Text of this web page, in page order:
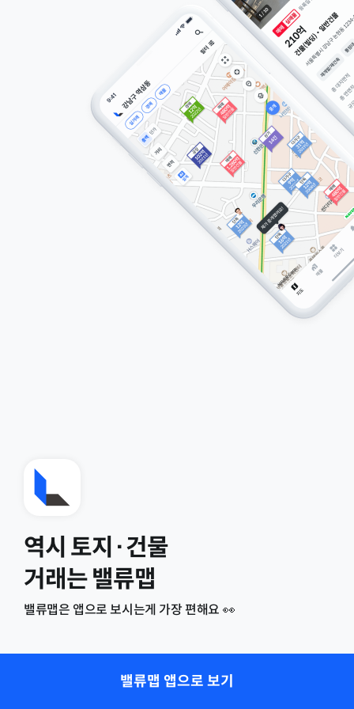
역시 토지·건물
거래는 밸류맵
밸류맵은 앱으로 보시는게 가장 편해요 👀
밸류맵 앱으로 보기